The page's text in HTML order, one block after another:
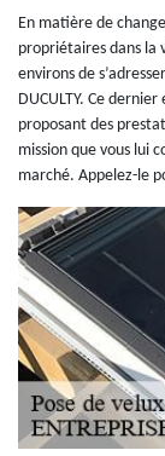
En matière de
propriétaires dans la
environs de
DUCULTY. Ce
proposant des
mission que vous lui
marché. Appelez-le